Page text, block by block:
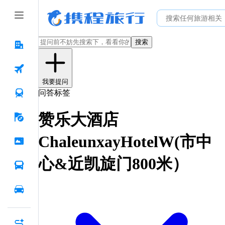
搜索
我要提问
问答标签
赞乐大酒店
ChaleunxayHotelW(市中
心&近凯旋门800米）